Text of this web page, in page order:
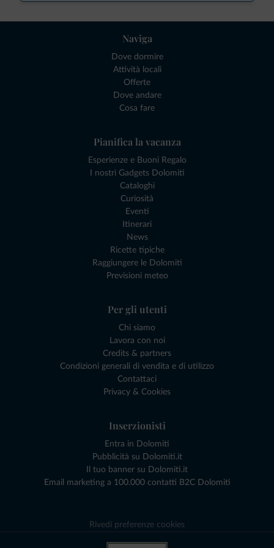
Naviga
Dove dormire
Attività locali
Offerte
Dove andare
Cosa fare
Pianifica la vacanza
Esperienze e Buoni Regalo
I nostri Gadgets Dolomiti
Cataloghi
Curiosità
Eventi
Itinerari
News
Ricette tipiche
Raggiungere le Dolomiti
Previsioni meteo
Per gli utenti
Chi siamo
Lavora con noi
Credits & partners
Condizioni generali di vendita e di utilizzo
Contattaci
Privacy & Cookies
Inserzionisti
Entra in Dolomiti
Pubblicità su Dolomiti.it
Il tuo banner su Dolomiti.it
Email marketing a 100.000 contatti B2C Dolomiti
Rivedi preferenze cookies